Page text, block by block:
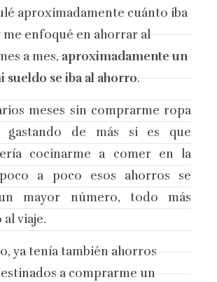
aproximadamente cuánto iba
me enfoqué en ahorrar al
a mes,aproximadamente un
sueldo se iba al ahorro.
meses sin comprarme ropa
gastando de más si es que
cocinarme a comer en la
a poco esos ahorros se
mayor número, todo más
viaje.
ya tenía también ahorros
a comprarme un